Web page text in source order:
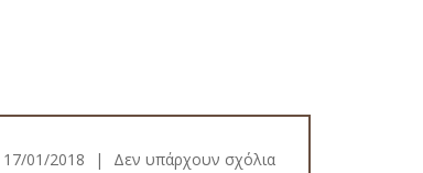
17/01/2018 | Δεν υπάρχουν σχόλια